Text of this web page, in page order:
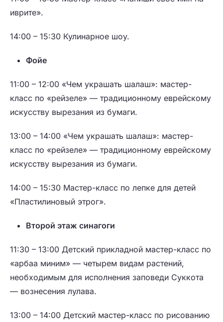
иврите».
14:00 – 15:30 Кулинарное шоу.
Фойе
11:00 – 12:00 «Чем украшать шалаш»: мастер-
класс по «рейзеле» — традиционному еврейскому
искусству вырезания из бумаги.
13:00 – 14:00 «Чем украшать шалаш»: мастер-
класс по «рейзеле» — традиционному еврейскому
искусству вырезания из бумаги.
14:00 – 15:30 Мастер-класс по лепке для детей
«Пластилиновый этрог».
Второй этаж синагоги
11:30 – 13:00 Детский прикладной мастер-класс по
«арбаа миним» — четырем видам растений,
необходимым для исполнения заповеди Суккота
— вознесения лулава.
13:00 – 14:00 Детский мастер-класс по рисованию